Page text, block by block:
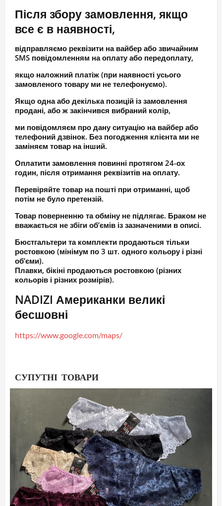
Після збору замовлення, якщо
все є в наявності,
відправляємо реквізити на вайбер або звичайним
SMS повідомленням на оплату або передоплату,
якщо наложний платіж (при наявності усього
замовленого товару ми не телефонуємо).
Якщо одна або декілька позицій із замовлення
продані, або ж закінчився вибраний колір,
ми повідомляєм про дану ситуацію на вайбер або
телефоний дзвінок. Без погодження клієнта ми не
заміняєм товар на інший.
Оплатити замовлення повинні протягом 24-ох
годин, після отримання реквізитів на оплату.
Перевіряйте товар на пошті при отриманні, щоб
потім не було претензій.
Товар поверненню та обміну не підлягає. Браком не
вважається не збіги об’ємів із зазначеними в описі.
Бюстгальтери та комплекти продаються тільки
ростовкою (мінімум по 3 шт. одного кольору і різні
об’єми).
Плавки, бікіні продаються ростовкою (різних
кольорів і різних розмірів).
NADIZI Американки великі
бесшовні
https://www.google.com/maps/
СУПУТНІ ТОВАРИ